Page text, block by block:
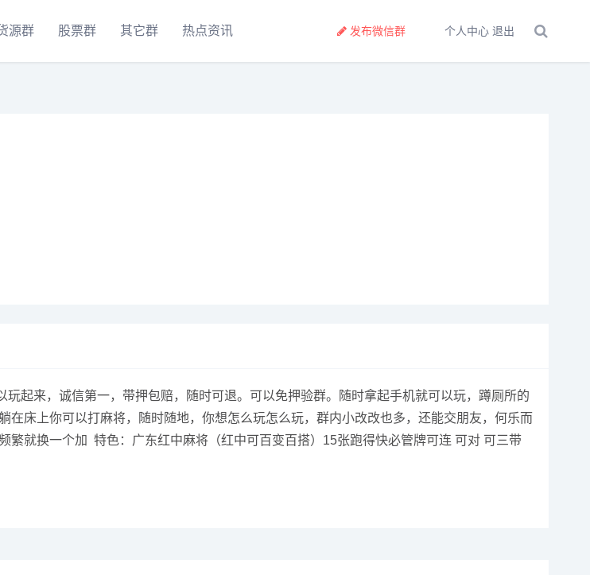
源群 股票群 其它群 热点资讯 个人中心 退出
发布微信群
起来，诚信第一，带押包赔，随时可退。可以免押验群。随时拿起手机就可以玩，蹲厕所的
床上你可以打麻将，随时随地，你想怎么玩怎么玩，群内小改改也多，还能交朋友，何乐而
就换一个加 特色：广东红中麻将（红中可百变百搭）15张跑得快必管牌可连 可对 可三带